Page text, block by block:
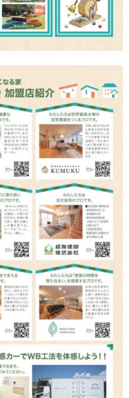
地震建替10年保証